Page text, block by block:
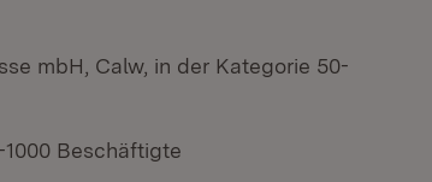
mbH, Calw, in der Kategorie 50-
Beschäftigte